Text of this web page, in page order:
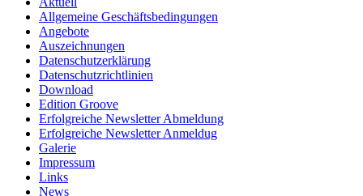
Allgemeine Geschäftsbedingungen
Angebote
Auszeichnungen
Datenschutzerklärung
Datenschutzrichtlinien
Download
Edition Groove
Erfolgreiche Newsletter Abmeldung
Erfolgreiche Newsletter Anmeldug
Galerie
Impressum
Links
News